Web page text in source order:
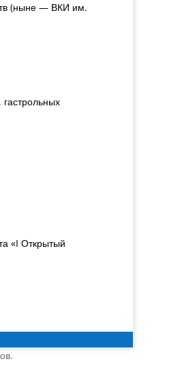
(ныне — ВКИ им.
«I Открытый